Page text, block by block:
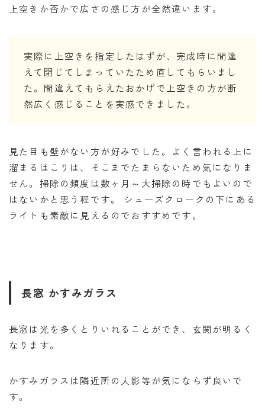
上空きか否かで広さの感じ方が全然違います。
実際に上空きを指定したはずが、完成時に間違
えて閉じてしまっていたため直してもらいまし
た。間違えてもらえたおかげで上空きの方が断
然広く感じることを実感できました。
見た目も壁がない方が好みでした。よく言われる上に
溜まるほこりは、そこまでたまらないため気になりま
せん。掃除の頻度は数ヶ月～大掃除の時でもよいので
はないかと思う程です。 シューズクロークの下にある
ライトも素敵に見えるのでおすすめです。
長窓 かすみガラス
長窓は光を多くとりいれることができ、玄関が明るく
なります。
かすみガラスは隣近所の人影等が気にならず良いで
す。